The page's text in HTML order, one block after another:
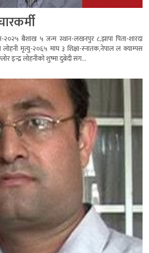
२०२५ बैशाख ५ जन्म स्थान-लखनपुर ८,झापा पिता-शारदा
लोहनी मृत्यु-२०६५ माघ ३ शिक्षा-स्नातक,नेपाल ल क्याम्पस
इन्द्र लोहनीको शुष्मा दुबेदी संग...